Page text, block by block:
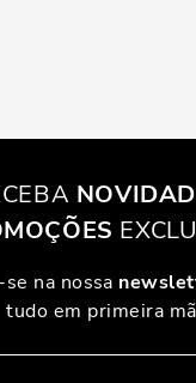
na nossa
tudo em primeira